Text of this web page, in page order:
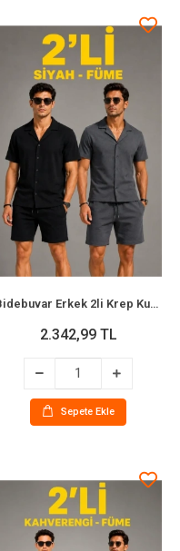
Bidebuvar Erkek 2li Krep Kumaş Cepli Gömlek Şort Takım Kısa Kollu Bağcıklı - Siyah - Füme
2.342,99 TL
Sepete Ekle